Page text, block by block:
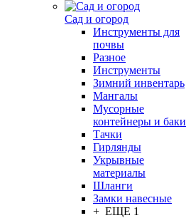
Сад и огород
Инструменты для
почвы
Разное
Инструменты
Зимний инвентарь
Мангалы
Мусорные
контейнеры и баки
Тачки
Гирлянды
Укрывные
материалы
Шланги
Замки навесные
+ ЕЩЕ 1